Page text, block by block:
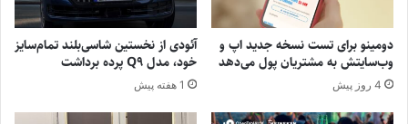
دومینو برای تست نسخه جدید اپ و
وب‌سایتش به مشتریان پول می‌دهد
4 روز پیش
آئودی از نخستین شاسی‌بلند تمام‌سایز
خود، مدل Q9 پرده برداشت
1 هفته پیش